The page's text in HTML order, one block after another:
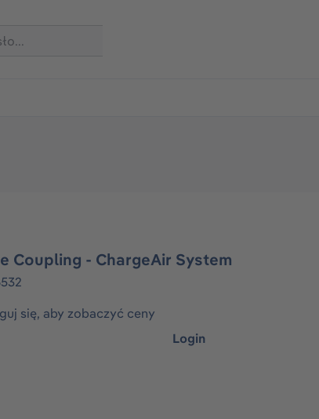
Coupling - ChargeAir System
się, aby zobaczyć ceny
Login